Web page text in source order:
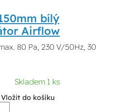
bílý
Airflow
80 Pa, 230 V/50Hz, 30
Skladem 1 ks
Vložit do košíku